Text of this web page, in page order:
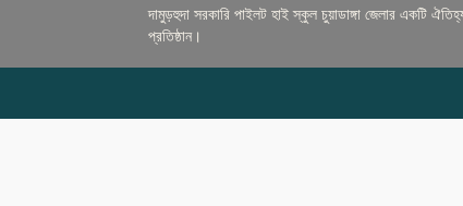
দামুড়হুদা সরকারি পাইলট হাই স্কুল চুয়াডাঙ্গা জেলার একটি
প্রতিষ্ঠান।